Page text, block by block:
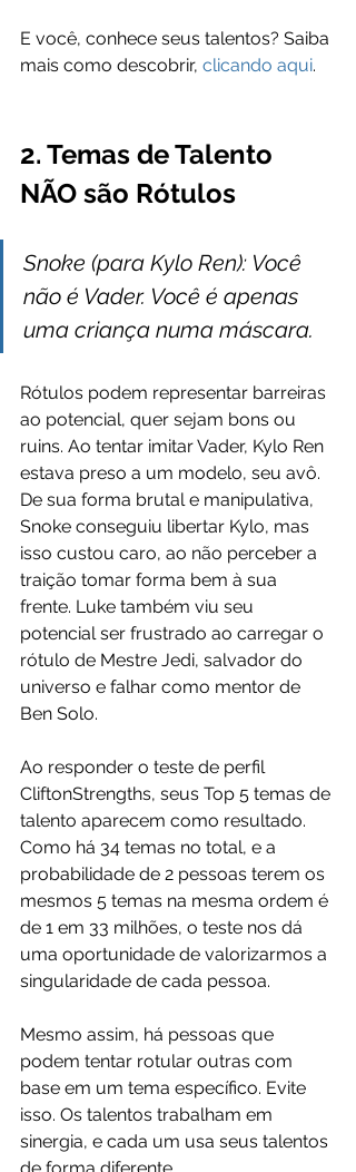
E você, conhece seus talentos? Saiba
mais como descobrir, clicando aqui.
2. Temas de Talento
NÃO são Rótulos
Snoke (para Kylo Ren): Você
não é Vader. Você é apenas
uma criança numa máscara.
Rótulos podem representar barreiras
ao potencial, quer sejam bons ou
ruins. Ao tentar imitar Vader, Kylo Ren
estava preso a um modelo, seu avô.
De sua forma brutal e manipulativa,
Snoke conseguiu libertar Kylo, mas
isso custou caro, ao não perceber a
traição tomar forma bem à sua
frente. Luke também viu seu
potencial ser frustrado ao carregar o
rótulo de Mestre Jedi, salvador do
universo e falhar como mentor de
Ben Solo.
Ao responder o teste de perfil
CliftonStrengths, seus Top 5 temas de
talento aparecem como resultado.
Como há 34 temas no total, e a
probabilidade de 2 pessoas terem os
mesmos 5 temas na mesma ordem é
de 1 em 33 milhões, o teste nos dá
uma oportunidade de valorizarmos a
singularidade de cada pessoa.
Mesmo assim, há pessoas que
podem tentar rotular outras com
base em um tema específico. Evite
isso. Os talentos trabalham em
sinergia, e cada um usa seus talentos